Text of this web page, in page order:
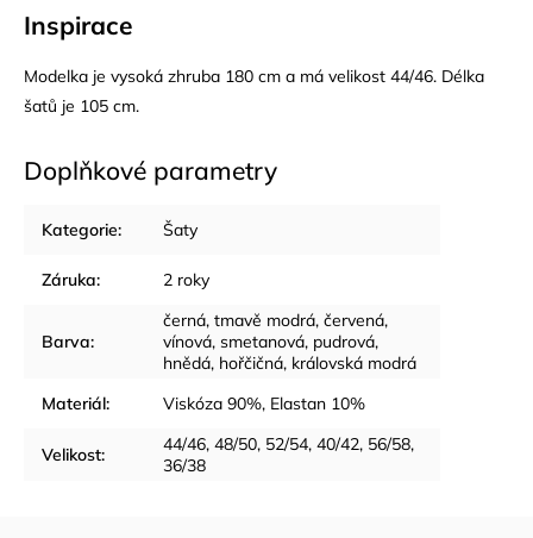
Inspirace
Modelka je vysoká zhruba 180 cm a má velikost 44/46. Délka
šatů je 105 cm.
Doplňkové parametry
Kategorie: Šaty
Záruka: 2 roky
Barva:
černá, tmavě modrá, červená,
vínová, smetanová, pudrová,
hnědá, hořčičná, královská modrá
Materiál: Viskóza 90%, Elastan 10%
Velikost:
44/46, 48/50, 52/54, 40/42, 56/58,
36/38